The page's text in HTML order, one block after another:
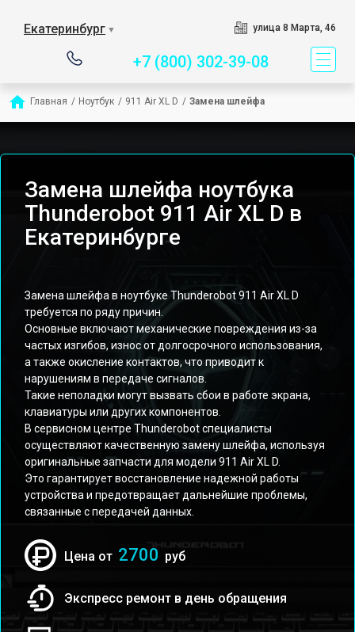
Екатеринбург ▼ улица 8 Марта, 46
+7 (800) 302-39-08
Главная / Ноутбук / 911 Air XL D / Замена шлейфа
Замена шлейфа ноутбука
Thunderobot 911 Air XL D в
Екатеринбурге
Замена шлейфа в ноутбуке Thunderobot 911 Air XL D
требуется по ряду причин.
Основные включают механические повреждения из-за
частых изгибов, износ от долгосрочного использования,
а также окисление контактов, что приводит к
нарушениям в передаче сигналов.
Такие неполадки могут вызвать сбои в работе экрана,
клавиатуры или других компонентов.
В сервисном центре Thunderobot специалисты
осуществляют качественную замену шлейфа, используя
оригинальные запчасти для модели 911 Air XL D.
Это гарантирует восстановление надежной работы
устройства и предотвращает дальнейшие проблемы,
связанные с передачей данных.
Цена от 2700 руб
Экспресс ремонт в день обращения